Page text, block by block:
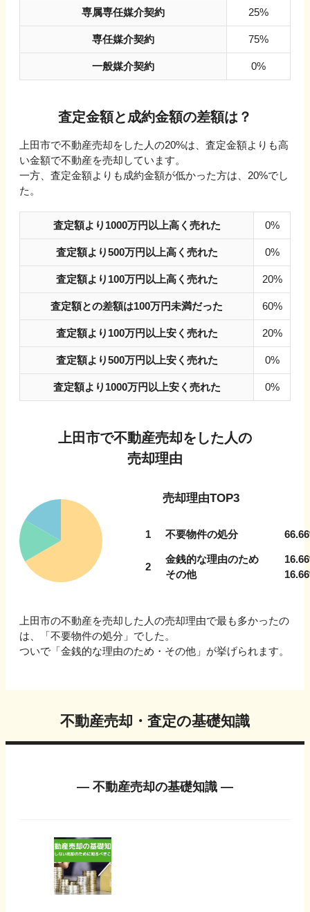
専属専任媒介契約 25%
専任媒介契約 75%
一般媒介契約 0%
査定金額と成約金額の差額は？
上田市で不動産売却をした人の20%は、査定金額よりも高
い金額で不動産を売却しています。
一方、査定金額よりも成約金額が低かった方は、 20%でし
た。
査定額より1000万円以上高く売れた 0%
査定額より500万円以上高く売れた 0%
査定額より100万円以上高く売れた 20%
査定額との差額は100万円未満だった 60%
査定額より100万円以上安く売れた 20%
査定額より500万円以上安く売れた 0%
査定額より1000万円以上安く売れた 0%
上田市で不動産売却をした人の
売却理由
売却理由TOP3
1 不要物件の処分 66.66
2
金銭的な理由のため 16.66
その他
16.66
上田市の不動産を売却した人の売却理由で最も多かったの
は、「不要物件の処分 」でした。
ついで 「金銭的な理由のため・その他」 が挙げられます。
不動産売却・査定の基礎知識
― 不動産売却の基礎知識 ―